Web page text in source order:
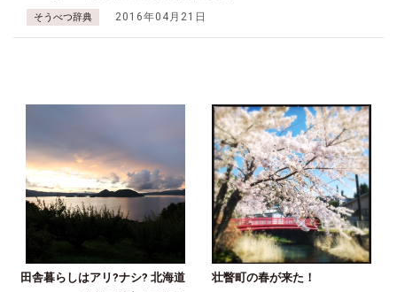
そうべつ辞典 2016年04月21日
田舎暮らしはアリ?ナシ? 北海道
壮瞥町の春が来た！